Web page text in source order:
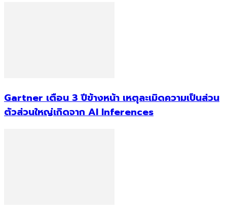
Gartner เตือน 3 ปีข้างหน้า เหตุละเมิดความเป็นส่วน
ตัวส่วนใหญ่เกิดจาก AI Inferences